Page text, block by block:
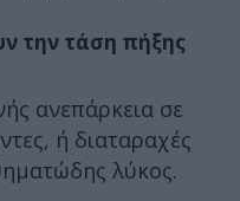
την τάση πήξης
ανεπάρκεια σε
ή διαταραχές
λύκος.